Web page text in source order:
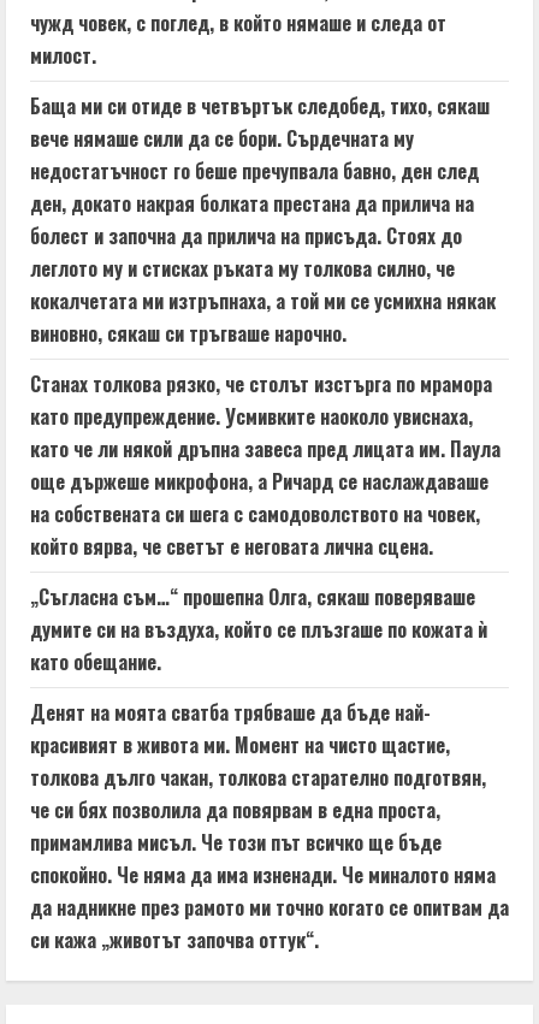
чужд човек, с поглед, в който нямаше и следа от
милост.
Баща ми си отиде в четвъртък следобед, тихо, сякаш
вече нямаше сили да се бори. Сърдечната му
недостатъчност го беше пречупвала бавно, ден след
ден, докато накрая болката престана да прилича на
болест и започна да прилича на присъда. Стоях до
леглото му и стисках ръката му толкова силно, че
кокалчетата ми изтръпнаха, а той ми се усмихна някак
виновно, сякаш си тръгваше нарочно.
Станах толкова рязко, че столът изстърга по мрамора
като предупреждение. Усмивките наоколо увиснаха,
като че ли някой дръпна завеса пред лицата им. Паула
още държеше микрофона, а Ричард се наслаждаваше
на собствената си шега с самодоволството на човек,
който вярва, че светът е неговата лична сцена.
„Съгласна съм…“ прошепна Олга, сякаш поверяваше
думите си на въздуха, който се плъзгаше по кожата ѝ
като обещание.
Денят на моята сватба трябваше да бъде най-
красивият в живота ми. Момент на чисто щастие,
толкова дълго чакан, толкова старателно подготвян,
че си бях позволила да повярвам в една проста,
примамлива мисъл. Че този път всичко ще бъде
спокойно. Че няма да има изненади. Че миналото няма
да надникне през рамото ми точно когато се опитвам да
си кажа „животът започва оттук“.